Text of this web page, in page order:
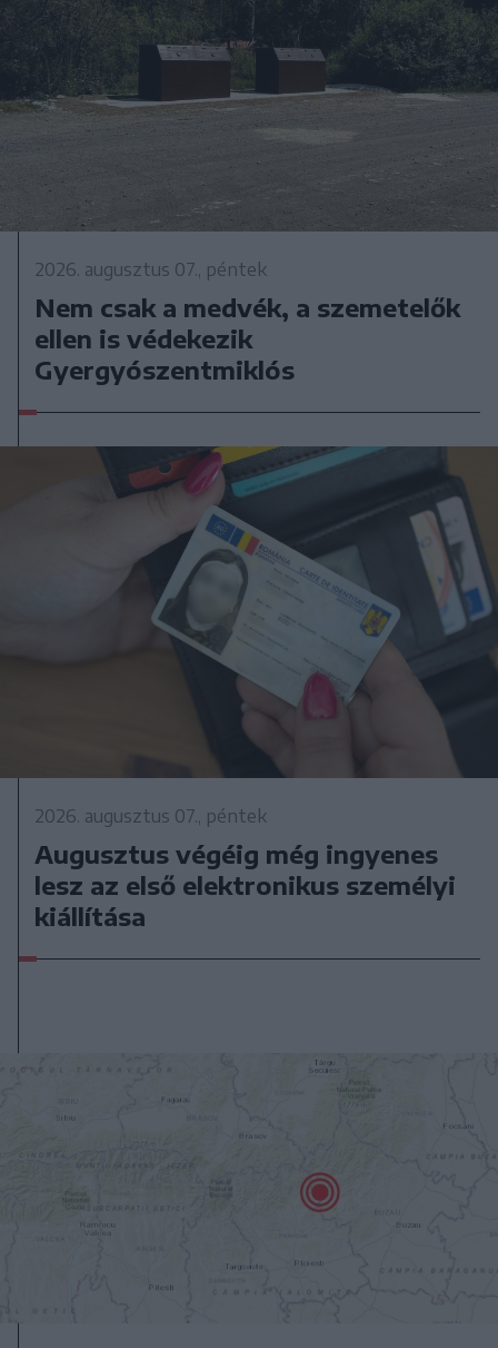
2026. augusztus 07., péntek
Nem csak a medvék, a szemetelők
ellen is védekezik
Gyergyószentmiklós
2026. augusztus 07., péntek
Augusztus végéig még ingyenes
lesz az első elektronikus személyi
kiállítása